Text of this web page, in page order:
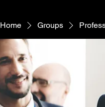
Home Groups